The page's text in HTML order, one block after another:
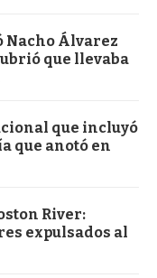
Nacho Álvarez
que llevaba
que incluyó
que anotó en
River:
expulsados al